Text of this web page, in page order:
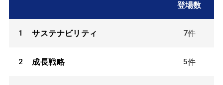
登場数
1 サステナビリティ 7件
2 成長戦略 5件